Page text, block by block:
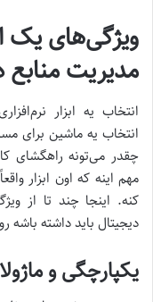
ویژگی‌های یک
مدیریت منابع
انتخاب یه ابزار
انتخاب یه ماشین برای
چقدر می‌تونه راهگشای
مهم اینه که اون ابزار
کنه. اینجا چند تا از
دیجیتال باید داشته باشه
یکپارچگی و